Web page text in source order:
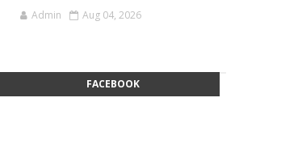
Admin Aug 04, 2026
FACEBOOK